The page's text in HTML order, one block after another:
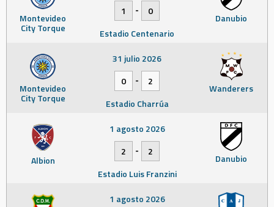
Montevideo
City Torque
Danubio
1
-
0
Estadio Centenario
Montevideo
City Torque
Wanderers
31 julio 2026
0
-
2
Estadio Charrúa
Albion Danubio
1 agosto 2026
2
-
2
Estadio Luis Franzini
1 agosto 2026